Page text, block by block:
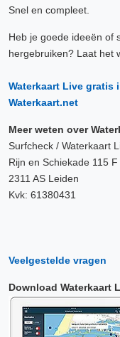
Snel en compleet.
Heb je goede ideeën of
hergebruiken? Laat het
Waterkaart Live gratis
Waterkaart.net
Meer weten over
Surfcheck / Waterkaart
Rijn en Schiekade 115 F
2311 AS Leiden
Kvk: 61380431
Veelgestelde vragen
Download Waterkaart